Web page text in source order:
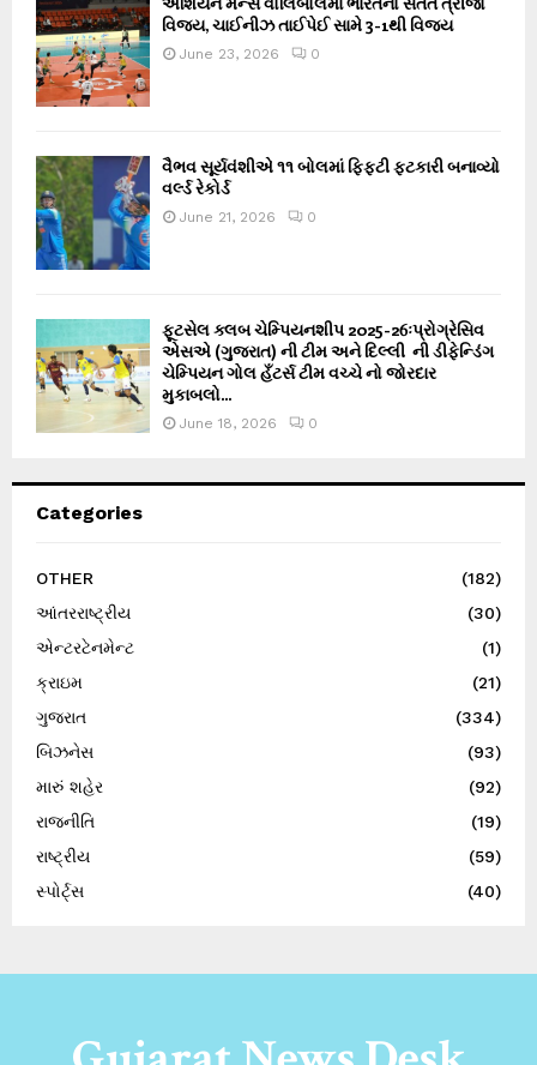
વિજય, ચાઈનીઝ તાઈપેઈ સામે 3-1થી વિજય
June 23, 2026 0
વૈભવ સૂર્યવંશીએ ૧૧ બોલમાં ફિફ્ટી ફટકારી બનાવ્યો
વર્લ્ડ રેકોર્ડ
June 21, 2026 0
ફૂટસેલ ક્લબ ચેમ્પિયનશીપ 2025-26ઃપ્રોગ્રેસિવ
એસએ (ગુજરાત) ની ટીમ અને દિલ્લી ની ડીફેન્ડિંગ
ચેમ્પિયન ગોલ હઁટર્સ ટીમ વચ્ચે નો જોરદાર
મુકાબલો...
June 18, 2026 0
Categories
OTHER
(182)
આંતરરાષ્ટ્રીય
(30)
એન્ટરટેનમેન્ટ
(1)
ક્રાઇમ
(21)
ગુજરાત
(334)
બિઝનેસ
(93)
મારું શહેર
(92)
રાજનીતિ
(19)
રાષ્ટ્રીય
(59)
સ્પોર્ટ્સ
(40)